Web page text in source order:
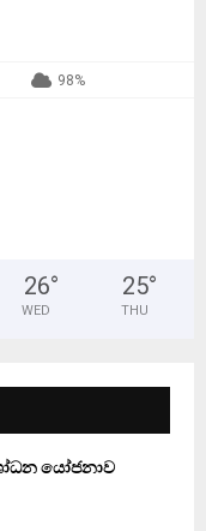
98%
26°
WED
25°
THU
යෝජනාව